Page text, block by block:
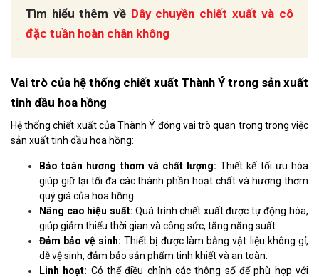
Tìm hiểu thêm về Dây chuyền chiết xuất và cô
đặc tuần hoàn chân không
Vai trò của hệ thống chiết xuất Thành Ý trong sản xuất
tinh dầu hoa hồng
Hệ thống chiết xuất của Thành Ý đóng vai trò quan trọng trong việc
sản xuất tinh dầu hoa hồng:
Bảo toàn hương thơm và chất lượng: Thiết kế tối ưu hóa
giúp giữ lại tối đa các thành phần hoạt chất và hương thơm
quý giá của hoa hồng.
Nâng cao hiệu suất: Quá trình chiết xuất được tự động hóa,
giúp giảm thiểu thời gian và công sức, tăng năng suất.
Đảm bảo vệ sinh: Thiết bị được làm bằng vật liệu không gỉ,
dễ vệ sinh, đảm bảo sản phẩm tinh khiết và an toàn.
Linh hoạt: Có thể điều chỉnh các thông số để phù hợp với